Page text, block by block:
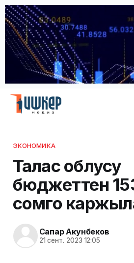
ЭКОНОМИКА
Талас облусу
бюджеттен
сомго
Сапар Акунбеков
21 сент. 2023 12:05